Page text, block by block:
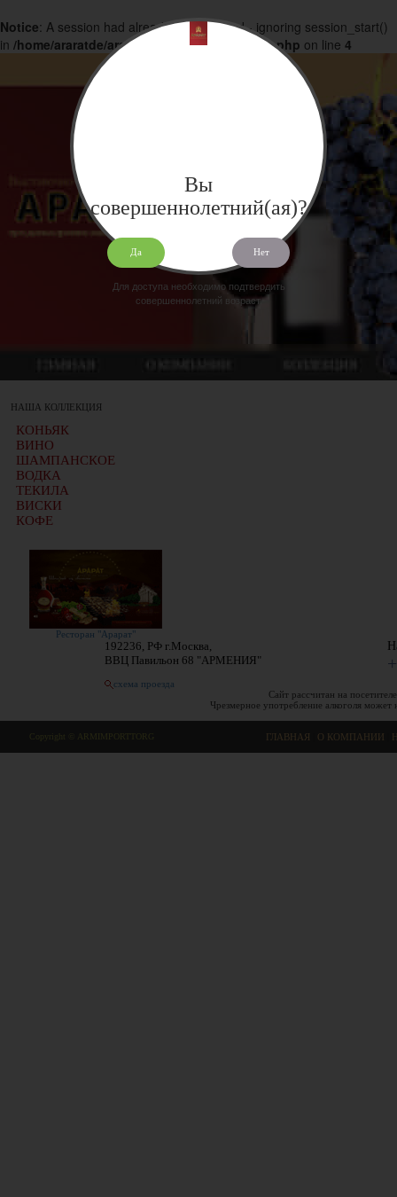
Notice: A session had already been started - ignoring session_start()
in /home/araratde/araratdeg.ru/docs/products.php on line 4
НАША КОЛЛЕКЦИЯ
КОНЬЯК
ВИНО
ШАМПАНСКОЕ
ВОДКА
ТЕКИЛА
ВИСКИ
КОФЕ
Ресторан "Арарат"
192236, РФ г.Москва,
ВВЦ Павильон 68 "АРМЕНИЯ"
схема проезда
Сайт рассчитан на
Чрезмерное употребление алкоголя
Copyright © ARMIMPORTTORG ГЛАВНАЯ О КОМПАНИИ
Вы
совершеннолетний(ая)?
Да Нет
Для доступа необходимо подтвердить
совершеннолетний возраст.